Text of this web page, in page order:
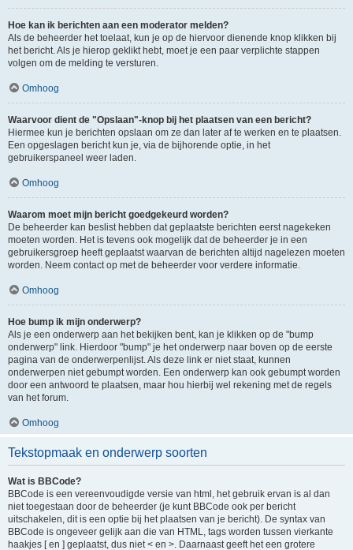
Hoe kan ik berichten aan een moderator melden?
Als de beheerder het toelaat, kun je op de hiervoor dienende knop klikken bij
het bericht. Als je hierop geklikt hebt, moet je een paar verplichte stappen
volgen om de melding te versturen.
Omhoog
Waarvoor dient de "Opslaan"-knop bij het plaatsen van een bericht?
Hiermee kun je berichten opslaan om ze dan later af te werken en te plaatsen.
Een opgeslagen bericht kun je, via de bijhorende optie, in het
gebruikerspaneel weer laden.
Omhoog
Waarom moet mijn bericht goedgekeurd worden?
De beheerder kan beslist hebben dat geplaatste berichten eerst nagekeken
moeten worden. Het is tevens ook mogelijk dat de beheerder je in een
gebruikersgroep heeft geplaatst waarvan de berichten altijd nagelezen moeten
worden. Neem contact op met de beheerder voor verdere informatie.
Omhoog
Hoe bump ik mijn onderwerp?
Als je een onderwerp aan het bekijken bent, kan je klikken op de "bump
onderwerp" link. Hierdoor "bump" je het onderwerp naar boven op de eerste
pagina van de onderwerpenlijst. Als deze link er niet staat, kunnen
onderwerpen niet gebumpt worden. Een onderwerp kan ook gebumpt worden
door een antwoord te plaatsen, maar hou hierbij wel rekening met de regels
van het forum.
Omhoog
Tekstopmaak en onderwerp soorten
Wat is BBCode?
BBCode is een vereenvoudigde versie van html, het gebruik ervan is al dan
niet toegestaan door de beheerder (je kunt BBCode ook per bericht
uitschakelen, dit is een optie bij het plaatsen van je bericht). De syntax van
BBCode is ongeveer gelijk aan die van HTML, tags worden tussen vierkante
haakjes [ en ] geplaatst, dus niet < en >. Daarnaast geeft het een grotere